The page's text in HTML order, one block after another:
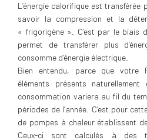
L’énergie calorifique est transférée
savoir la compression et la
« frigorigène ». C’est par le biais
permet de transférer plus
consomme d’énergie électrique.
Bien entendu, parce que votre
éléments présents naturellement
consommation variera au fil du
périodes de l’année. C’est pour
de pompes à chaleur établissent
Ceux-ci sont calculés à des